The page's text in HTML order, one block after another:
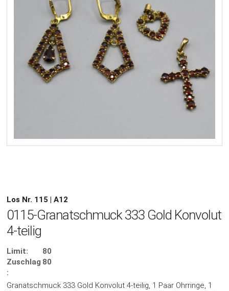
KONTAKT
NEWSLETTER
Los Nr. 115 | A12
0115-Granatschmuck 333 Gold Konvolut
4-teilig
Limit:
80
Zuschlag
:
80
Granatschmuck 333 Gold Konvolut 4-teilig, 1 Paar Ohrringe, 1